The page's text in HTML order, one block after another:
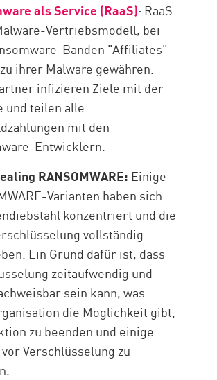
als Service (RaaS): RaaS
Vertriebsmodell, bei
Banden "Affiliates"
ihrer Malware gewähren.
infizieren Ziele mit der
und teilen alle
mit den
Entwicklern.
RANSOMWARE: Einige
Varianten haben sich
konzentriert und die
vollständig
Ein Grund dafür ist, dass
zeitaufwendig und
sein kann, was
die Möglichkeit gibt,
zu beenden und einige
Verschlüsselung zu